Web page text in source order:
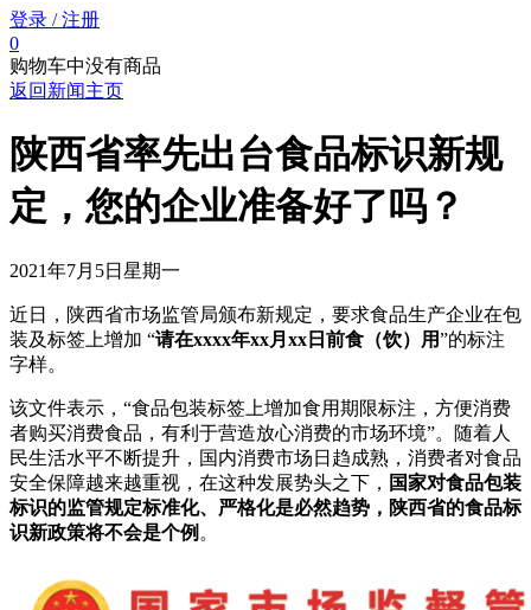
登录 / 注册
0
购物车中没有商品
返回新闻主页
陕西省率先出台食品标识新规
定，您的企业准备好了吗？
2021年7月5日星期一
近日，陕西省市场监管局颁布新规定，要求食品生产企业在包
装及标签上增加 “请在xxxx年xx月xx日前食（饮）用”的标注
字样。
该文件表示，“食品包装标签上增加食用期限标注，方便消费
者购买消费食品，有利于营造放心消费的市场环境”。随着人
民生活水平不断提升，国内消费市场日趋成熟，消费者对食品
安全保障越来越重视，在这种发展势头之下， 国家对食品包装
标识的监管规定标准化、严格化是必然趋势，陕西省的食品标
识新政策将不会是个例 。